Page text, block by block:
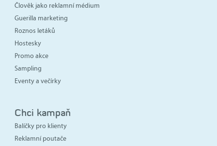
Člověk jako reklamní médium
Guerilla marketing
Roznos letáků
Hostesky
Promo akce
Sampling
Eventy a večírky
Chci kampaň
Balíčky pro klienty
Reklamní poutače